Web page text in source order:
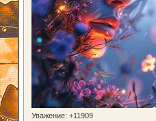
Уважение: +11909